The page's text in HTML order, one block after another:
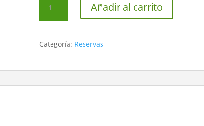
de
Servicio
40
euros
Añadir al carrito
Categoría: Reservas